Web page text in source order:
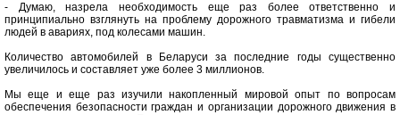
- Думаю, назрела необходимость еще раз более ответственно и
принципиально взглянуть на проблему дорожного травматизма и гибели
людей в авариях, под колесами машин.
Количество автомобилей в Беларуси за последние годы существенно
увеличилось и составляет уже более 3 миллионов.
Мы еще и еще раз изучили накопленный мировой опыт по вопросам
обеспечения безопасности граждан и организации дорожного движения в